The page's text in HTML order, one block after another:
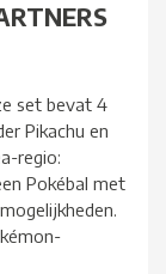
set bevat 4
Pikachu en
regio:
Pokébal met